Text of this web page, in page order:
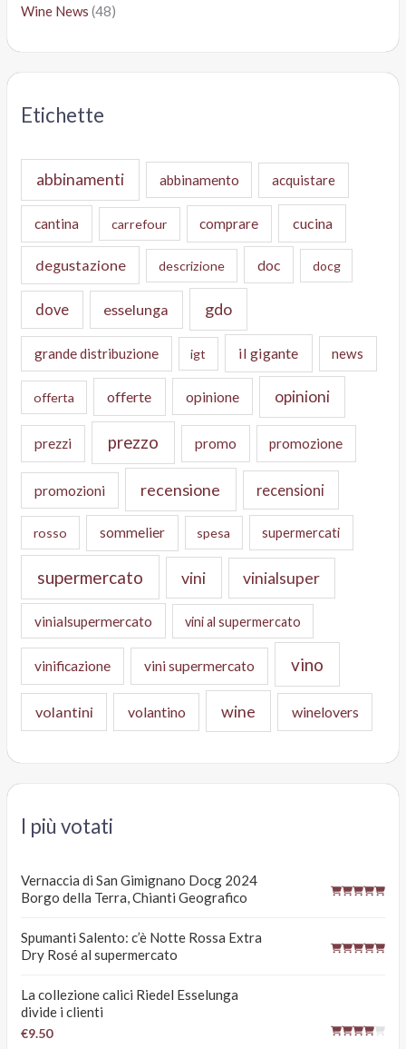
Wine News (48)
Etichette
abbinamenti abbinamento acquistare
cantina carrefour comprare cucina
degustazione descrizione doc docg
dove esselunga gdo
grande distribuzione igt il gigante news
offerta offerte opinione opinioni
prezzi prezzo promo promozione
promozioni recensione recensioni
rosso sommelier spesa supermercati
supermercato vini vinialsuper
vinialsupermercato vini al supermercato
vinificazione vini supermercato vino
volantini volantino wine winelovers
I più votati
Vernaccia di San Gimignano Docg 2024
Borgo della Terra, Chianti Geografico
Spumanti Salento: c’è Notte Rossa Extra
Dry Rosé al supermercato
La collezione calici Riedel Esselunga
divide i clienti
€9.50